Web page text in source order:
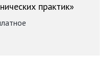
практик»